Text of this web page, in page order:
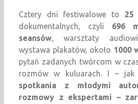
Cztery dni festiwalowe to 25
dokumentalnych, czyli 696
seansów, warsztaty
wystawa plakatów, około 1000
pytań zadanych twórcom w
rozmów w kuluarach. I –
spotkania z młodymi
rozmowy z ekspertami –